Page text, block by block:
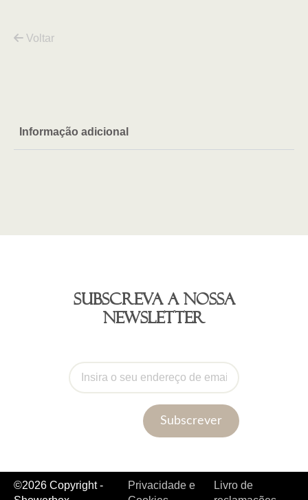
Voltar
Informação adicional
Subscreva a nossa
newsletter
Subscrever
©2026 Copyright -
Privacidade e
Livro de